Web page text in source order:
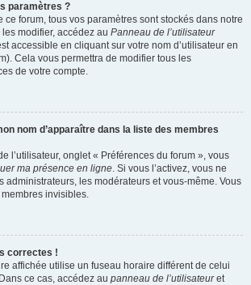
paramètres ?
ce forum, tous vos paramètres sont stockés dans notre
modifier, accédez au Panneau de l’utilisateur
accessible en cliquant sur votre nom d’utilisateur en
Cela vous permettra de modifier tous les
de votre compte.
nom d’apparaître dans la liste des membres
l’utilisateur, onglet « Préférences du forum », vous
ma présence en ligne. Si vous l’activez, vous ne
administrateurs, les modérateurs et vous-même. Vous
invisibles.
correctes !
affichée utilise un fuseau horaire différent de celui
ce cas, accédez au panneau de l’utilisateuret